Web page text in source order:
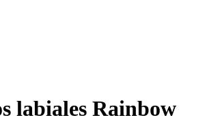
labiales Rainbow